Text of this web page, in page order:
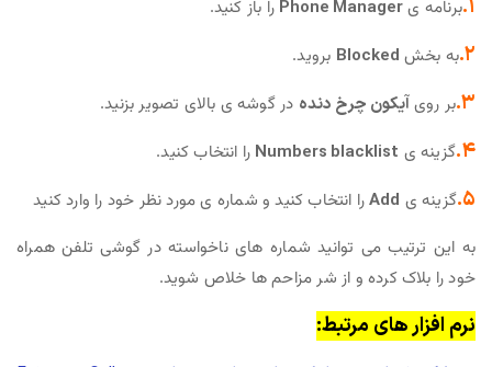
۱. برنامه یPhone Manager را باز کنید.
۲. به بخش Blocked بروید.
۳. بر رویآیکون چرخ دنده در گوشه ی بالای تصویر بزنید.
۴. گزینه ی Numbers blacklist را انتخاب کنید.
۵. گزینه ی Addرا انتخاب کنید و شماره ی مورد نظر خود را وارد کنید
به این ترتیب می توانید شماره های ناخواسته در گوشی تلفن همراه
خود را بلاک کرده و از شر مزاحم ها خلاص شوید.
نرم افزار های مرتبط: